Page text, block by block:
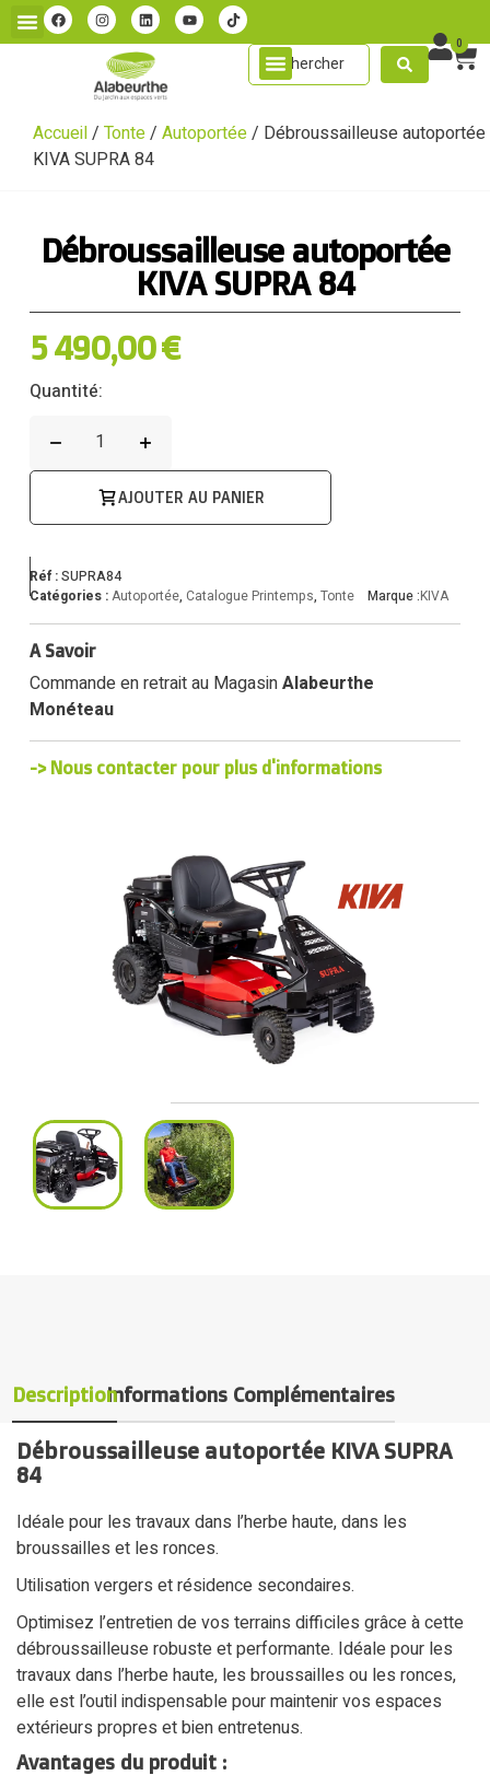
0
Accueil/ Tonte/ Autoportée/ Débroussailleuse autoportée
KIVA SUPRA 84
Débroussailleuse autoportée
KIVA SUPRA 84
5 490,00€
Quantité:
AJOUTER AU PANIER
Réf :SUPRA84
Catégories :Autoportée, Catalogue Printemps, Tonte Marque :KIVA
A Savoir
Commande en retrait au MagasinAlabeurthe
Monéteau
-> Nous contacter pour plus d'informations
DescriptionInformations Complémentaires
Débroussailleuse autoportée KIVA SUPRA
84
Idéale pour les travaux dans l’herbe haute, dans les
broussailles et les ronces.
Utilisation vergers et résidence secondaires.
Optimisez l’entretien de vos terrains difficiles grâce à cette
débroussailleuse robuste et performante. Idéale pour les
travaux dans l’herbe haute, les broussailles ou les ronces,
elle est l’outil indispensable pour maintenir vos espaces
extérieurs propres et bien entretenus.
Avantages du produit :